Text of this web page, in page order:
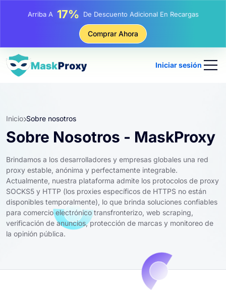
Arriba A 17% De Descuento Adicional En Recargas
25% Descuento En Compras Estáticas IP
Comprar Ahora
Iniciar sesión
Inicio Sobre nosotros
Sobre Nosotros - MaskProxy
Brindamos a los desarrolladores y empresas globales una red
proxy estable, anónima y perfectamente integrable.
Actualmente, nuestra plataforma admite los protocolos de proxy
SOCKS5 y HTTP (los proxies específicos de HTTPS no están
disponibles temporalmente), lo que brinda soluciones confiables
para comercio electrónico transfronterizo, web scraping,
verificación de anuncios, protección de marcas y monitoreo de
la opinión pública.